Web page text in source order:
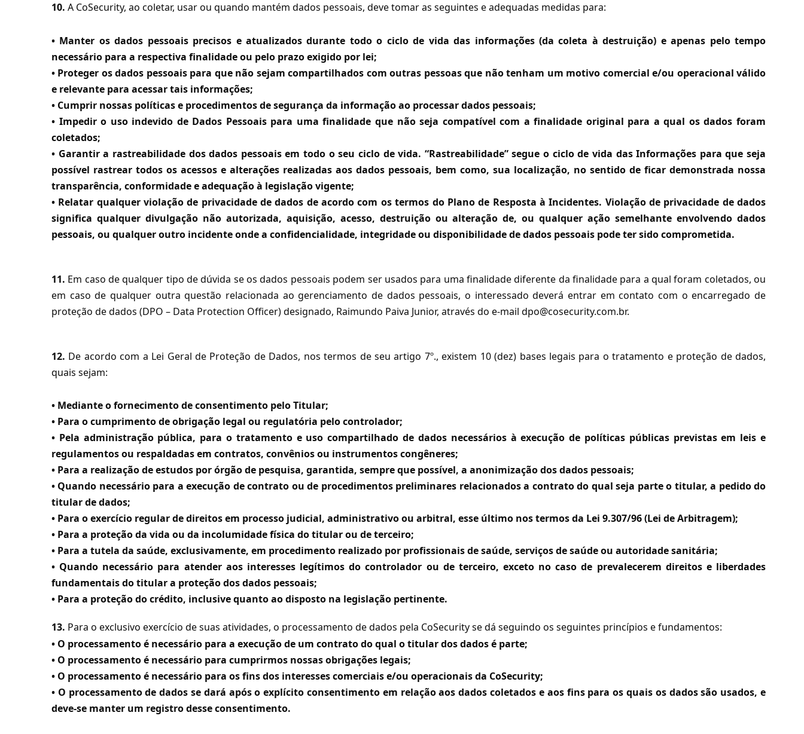
10. A CoSecurity, ao coletar, usar ou quando mantém dados pessoais, deve tomar as seguintes e adequadas medidas para:
• Manter os dados pessoais precisos e atualizados durante todo o ciclo de vida das informações (da coleta à destruição) e apenas pelo tempo
necessário para a respectiva finalidade ou pelo prazo exigido por lei;
• Proteger os dados pessoais para que não sejam compartilhados com outras pessoas que não tenham um motivo comercial e/ou operacional válido
e relevante para acessar tais informações;
• Cumprir nossas políticas e procedimentos de segurança da informação ao processar dados pessoais;
• Impedir o uso indevido de Dados Pessoais para uma finalidade que não seja compatível com a finalidade original para a qual os dados foram
coletados;
• Garantir a rastreabilidade dos dados pessoais em todo o seu ciclo de vida. “Rastreabilidade” segue o ciclo de vida das Informações para que seja
possível rastrear todos os acessos e alterações realizadas aos dados pessoais, bem como, sua localização, no sentido de ficar demonstrada nossa
transparência, conformidade e adequação à legislação vigente;
• Relatar qualquer violação de privacidade de dados de acordo com os termos do Plano de Resposta à Incidentes. Violação de privacidade de dados
significa qualquer divulgação não autorizada, aquisição, acesso, destruição ou alteração de, ou qualquer ação semelhante envolvendo dados
pessoais, ou qualquer outro incidente onde a confidencialidade, integridade ou disponibilidade de dados pessoais pode ter sido comprometida.
11. Em caso de qualquer tipo de dúvida se os dados pessoais podem ser usados para uma finalidade diferente da finalidade para a qual foram coletados, ou
em caso de qualquer outra questão relacionada ao gerenciamento de dados pessoais, o interessado deverá entrar em contato com o encarregado de
proteção de dados (DPO – Data Protection Officer) designado, Raimundo Paiva Junior, através do e-mail dpo@cosecurity.com.br.
12. De acordo com a Lei Geral de Proteção de Dados, nos termos de seu artigo 7º., existem 10 (dez) bases legais para o tratamento e proteção de dados,
quais sejam:
• Mediante o fornecimento de consentimento pelo Titular;
• Para o cumprimento de obrigação legal ou regulatória pelo controlador;
• Pela administração pública, para o tratamento e uso compartilhado de dados necessários à execução de políticas públicas previstas em leis e
regulamentos ou respaldadas em contratos, convênios ou instrumentos congêneres;
• Para a realização de estudos por órgão de pesquisa, garantida, sempre que possível, a anonimização dos dados pessoais;
• Quando necessário para a execução de contrato ou de procedimentos preliminares relacionados a contrato do qual seja parte o titular, a pedido do
titular de dados;
• Para o exercício regular de direitos em processo judicial, administrativo ou arbitral, esse último nos termos da Lei 9.307/96 (Lei de Arbitragem);
• Para a proteção da vida ou da incolumidade física do titular ou de terceiro;
• Para a tutela da saúde, exclusivamente, em procedimento realizado por profissionais de saúde, serviços de saúde ou autoridade sanitária;
• Quando necessário para atender aos interesses legítimos do controlador ou de terceiro, exceto no caso de prevalecerem direitos e liberdades
fundamentais do titular a proteção dos dados pessoais;
• Para a proteção do crédito, inclusive quanto ao disposto na legislação pertinente.
13. Para o exclusivo exercício de suas atividades, o processamento de dados pela CoSecurity se dá seguindo os seguintes princípios e fundamentos:
• O processamento é necessário para a execução de um contrato do qual o titular dos dados é parte;
• O processamento é necessário para cumprirmos nossas obrigações legais;
• O processamento é necessário para os fins dos interesses comerciais e/ou operacionais da CoSecurity;
• O processamento de dados se dará após o explícito consentimento em relação aos dados coletados e aos fins para os quais os dados são usados, e
deve-se manter um registro desse consentimento.